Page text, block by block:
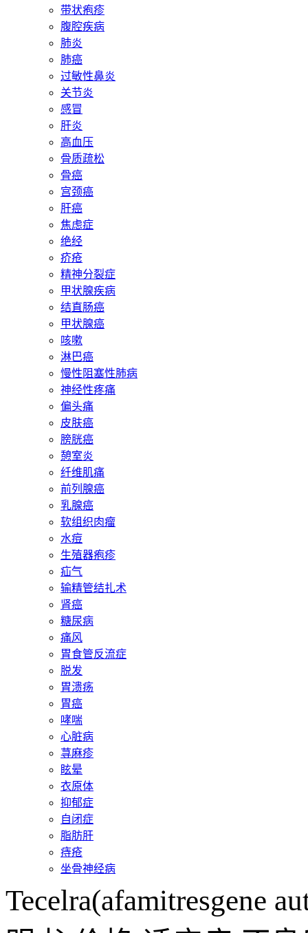
带状疱疹
腹腔疾病
肺炎
肺癌
过敏性鼻炎
关节炎
感冒
肝炎
高血压
骨质疏松
骨癌
宫颈癌
肝癌
焦虑症
绝经
疥疮
精神分裂症
甲状腺疾病
结直肠癌
甲状腺癌
咳嗽
淋巴癌
慢性阻塞性肺病
神经性疼痛
偏头痛
皮肤癌
膀胱癌
憩室炎
纤维肌痛
前列腺癌
乳腺癌
软组织肉瘤
水痘
生殖器疱疹
疝气
输精管结扎术
肾癌
糖尿病
痛风
胃食管反流症
脱发
胃溃疡
胃癌
哮喘
心脏病
荨麻疹
眩晕
衣原体
抑郁症
自闭症
脂肪肝
痔疮
坐骨神经病
Tecelra(afamitresgene